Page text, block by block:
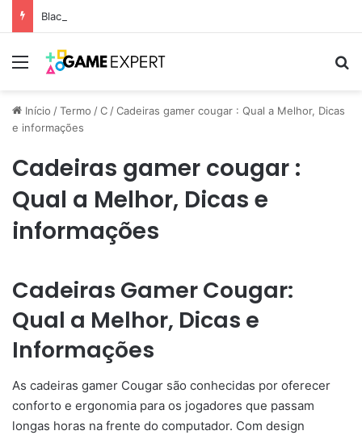
Black Friday: descontos incríveis em eletrônicos
Menu
Início /Termo /C /Cadeiras gamer cougar : Qual a Melhor, Dicas
e informações
Cadeiras gamer cougar :
Qual a Melhor, Dicas e
informações
Cadeiras Gamer Cougar:
Qual a Melhor, Dicas e
Informações
As cadeiras gamer Cougar são conhecidas por oferecer
conforto e ergonomia para os jogadores que passam
longas horas na frente do computador. Com design